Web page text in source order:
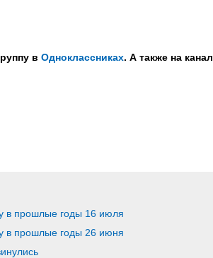
в Одноклассниках. А также на канал
в прошлые годы 16 июля
в прошлые годы 26 июня